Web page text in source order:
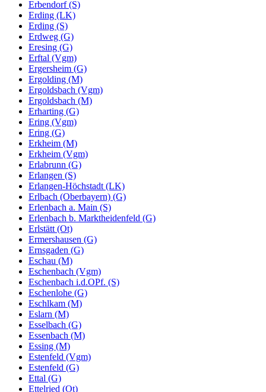
Erbendorf (S)
Erding (LK)
Erding (S)
Erdweg (G)
Eresing (G)
Erftal (Vgm)
Ergersheim (G)
Ergolding (M)
Ergoldsbach (Vgm)
Ergoldsbach (M)
Erharting (G)
Ering (Vgm)
Ering (G)
Erkheim (M)
Erkheim (Vgm)
Erlabrunn (G)
Erlangen (S)
Erlangen-Höchstadt (LK)
Erlbach (Oberbayern) (G)
Erlenbach a. Main (S)
Erlenbach b. Marktheidenfeld (G)
Erlstätt (Ot)
Ermershausen (G)
Ernsgaden (G)
Eschau (M)
Eschenbach (Vgm)
Eschenbach i.d.OPf. (S)
Eschenlohe (G)
Eschlkam (M)
Eslarn (M)
Esselbach (G)
Essenbach (M)
Essing (M)
Estenfeld (Vgm)
Estenfeld (G)
Ettal (G)
Ettelried (Ot)